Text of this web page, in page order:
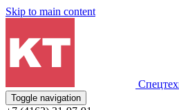
Skip to main content
Toggle navigation